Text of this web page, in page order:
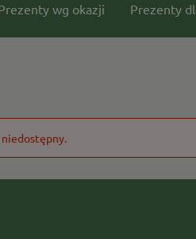
wg okazji Prezenty